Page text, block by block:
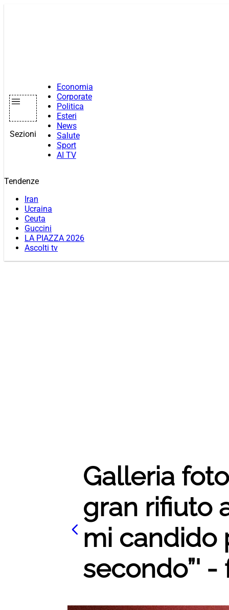
Sezioni
Economia
Corporate
Politica
Esteri
News
Salute
Sport
AI TV
Tendenze
Iran
Ucraina
Ceuta
Guccini
LA PIAZZA 2026
Ascolti tv
Galleria
gran rifiuto
mi candido
secondo”' -